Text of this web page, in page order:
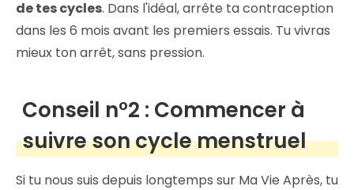
de tes cycles. Dans l'idéal, arrête ta contraception
dans les 6 mois avant les premiers essais. Tu vivras
mieux ton arrêt, sans pression.
Conseil n°2 : Commencer à
suivre son cycle menstruel
Si tu nous suis depuis longtemps sur Ma Vie Après, tu